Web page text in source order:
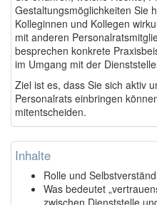
Gestaltungsmöglichkeiten Sie
Kolleginnen und Kollegen
mit anderen
besprechen konkrete
im Umgang mit der
Ziel ist es, dass Sie sich aktiv
Personalrats einbringen
mitentscheiden.
Inhalte
Rolle und
Was bedeutet
zwischen Dienststelle